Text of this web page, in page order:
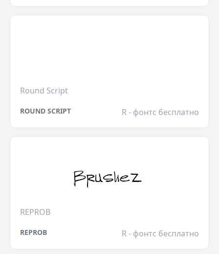
Round Script
ROUND SCRIPT R - фонтс бесплатно
REPROB
REPROB R - фонтс бесплатно